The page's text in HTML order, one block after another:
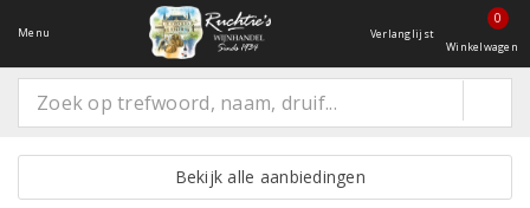
Menu Verlanglijst
0
Winkelwagen
Bekijk alle aanbiedingen